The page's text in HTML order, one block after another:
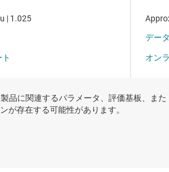
品に関連するパラメータ、評価基板、また
が存在する可能性があります。